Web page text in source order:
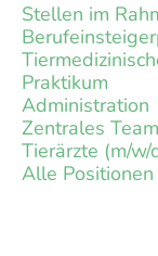
Stellen im
Praktikum
Administration
Zentrales Team
Tierärzte (m/w/
Alle Positionen